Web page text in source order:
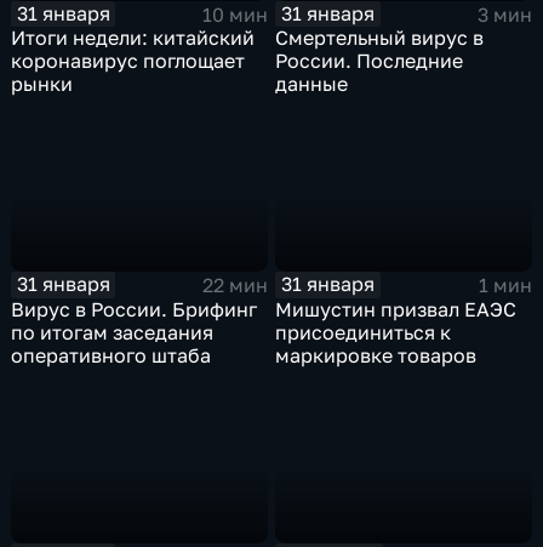
31 января
10 мин
Итоги недели: китайский
коронавирус поглощает
рынки
31 января
3 мин
Смертельный вирус в
России. Последние
данные
31 января
22 мин
Вирус в России. Брифинг
по итогам заседания
оперативного штаба
31 января
1 мин
Мишустин призвал ЕАЭС
присоединиться к
маркировке товаров